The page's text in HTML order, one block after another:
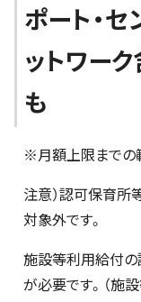
ポート・
ットワー
も
※月額上限までの
注意）認可保育所
対象外です。
施設等利用給付の
が必要です。（施